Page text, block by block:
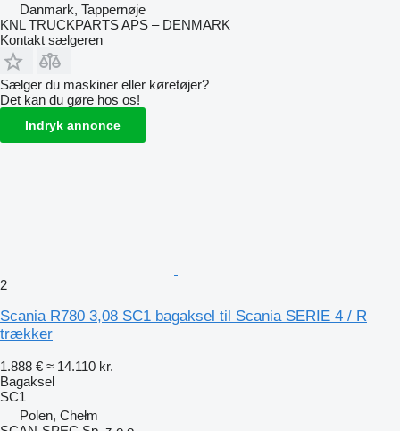
Danmark, Tappernøje
KNL TRUCKPARTS APS – DENMARK
Kontakt sælgeren
Sælger du maskiner eller køretøjer?
Det kan du gøre hos os!
Indryk annonce
2
Scania R780 3,08 SC1 bagaksel til Scania SERIE 4 / R
trækker
1.888 € ≈ 14.110 kr.
Bagaksel
SC1
Polen, Chełm